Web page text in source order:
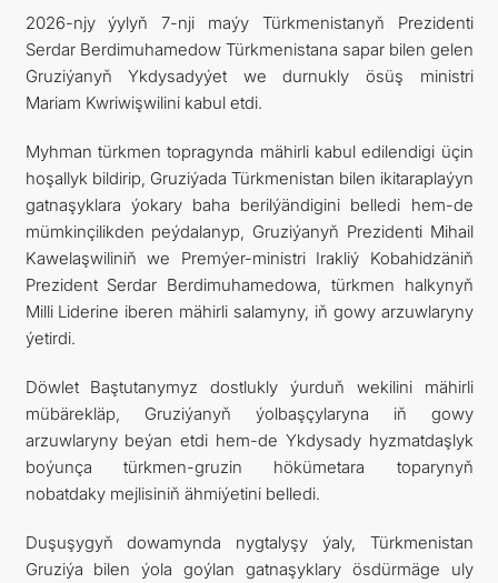
2026-njy ýylyň 7-nji maýy Türkmenistanyň Prezidenti
Serdar Berdimuhamedow Türkmenistana sapar bilen gelen
Gruziýanyň Ykdysadyýet we durnukly ösüş ministri
Mariam Kwriwişwilini kabul etdi.
Myhman türkmen topragynda mähirli kabul edilendigi üçin
hoşallyk bildirip, Gruziýada Türkmenistan bilen ikitaraplaýyn
gatnaşyklara ýokary baha berilýändigini belledi hem-de
mümkinçilikden peýdalanyp, Gruziýanyň Prezidenti Mihail
Kawelaşwiliniň we Premýer-ministri Irakliý Kobahidzäniň
Prezident Serdar Berdimuhamedowa, türkmen halkynyň
Milli Liderine iberen mähirli salamyny, iň gowy arzuwlaryny
ýetirdi.
Döwlet Baştutanymyz dostlukly ýurduň wekilini mähirli
mübärekläp, Gruziýanyň ýolbaşçylaryna iň gowy
arzuwlaryny beýan etdi hem-de Ykdysady hyzmatdaşlyk
boýunça türkmen-gruzin hökümetara toparynyň
nobatdaky mejlisiniň ähmiýetini belledi.
Duşuşygyň dowamynda nygtalyşy ýaly, Türkmenistan
Gruziýa bilen ýola goýlan gatnaşyklary ösdürmäge uly